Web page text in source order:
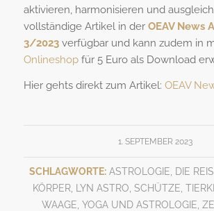
aktivieren, harmonisieren und
vollständige Artikel in der OEAV News
3/2023verfügbar und kann zudem in
Onlineshopfür 5 Euro als Download
Hier gehts direkt zum Artikel: OEAV
1. SEPTEMBER 2023
SCHLAGWORTE: ASTROLOGIE
DIE
KÖRPER
LYN ASTRO ,SCHÜTZE ,
WAAGE ,YOGA UND ASTROLOGIE ,